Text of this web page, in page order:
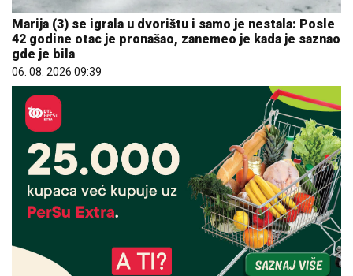
Marija (3) se igrala u dvorištu i samo je nestala: Posle
42 godine otac je pronašao, zanemeo je kada je saznao
gde je bila
06. 08. 2026 09:39